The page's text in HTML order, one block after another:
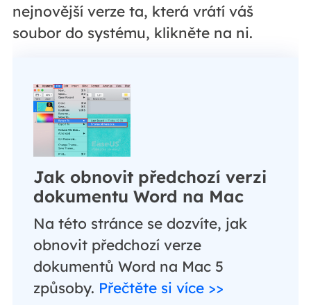
nejnovější verze ta, která vrátí váš
soubor do systému, klikněte na ni.
Jak obnovit předchozí verzi
dokumentu Word na Mac
Na této stránce se dozvíte, jak
obnovit předchozí verze
dokumentů Word na Mac 5
způsoby. Přečtěte si více >>